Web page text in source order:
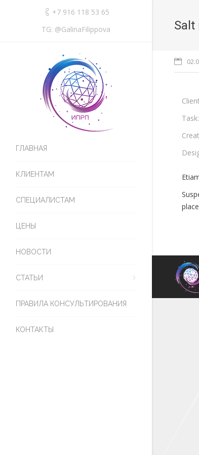
+7 916 118 53 65
TG: @GalinaFilippova
ГЛАВНАЯ
КЛИЕНТАМ
СПЕЦИАЛИСТАМ
ЦЕНЫ
НОВОСТИ
СТАТЬИ
ПРАВИЛА КОНСУЛЬТИРОВАНИЯ
КОНТАКТЫ
Salt
Task: